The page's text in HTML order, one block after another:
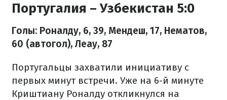
Португалия – Узбекистан 5:0
Голы: Роналду, 6, 39, Мендеш, 17, Нематов,
60 (автогол), Леау, 87
Португальцы захватили инициативу с
первых минут встречи. Уже на 6-й минуте
Криштиану Роналду откликнулся на